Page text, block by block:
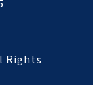
Rights